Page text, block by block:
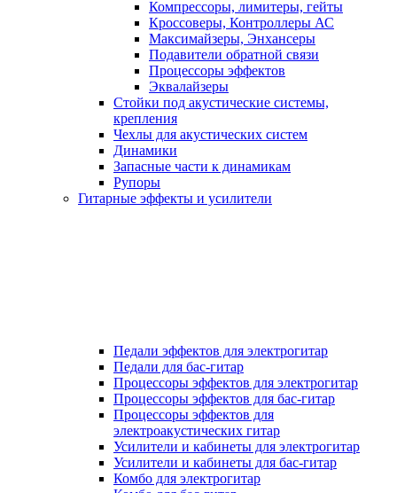
Компрессоры, лимитеры, гейты
Кроссоверы, Контроллеры АС
Максимайзеры, Энхансеры
Подавители обратной связи
Процессоры эффектов
Эквалайзеры
Стойки под акустические системы,
крепления
Чехлы для акустических систем
Динамики
Запасные части к динамикам
Рупоры
Гитарные эффекты и усилители
Педали эффектов для электрогитар
Педали для бас-гитар
Процессоры эффектов для электрогитар
Процессоры эффектов для бас-гитар
Процессоры эффектов для
электроакустических гитар
Усилители и кабинеты для электрогитар
Усилители и кабинеты для бас-гитар
Комбо для электрогитар